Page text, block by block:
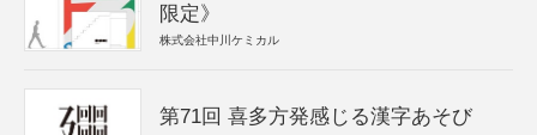
限定》
株式会社中川ケミカル
第71回 喜多方発感じる漢字あそび